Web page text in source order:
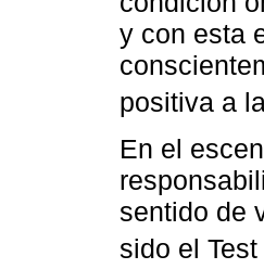
y con esta
positiva a
En el
sentido de
sido el